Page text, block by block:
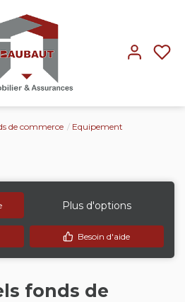
de commerce Equipement
Plus d'options
Besoin d'aide
fonds de